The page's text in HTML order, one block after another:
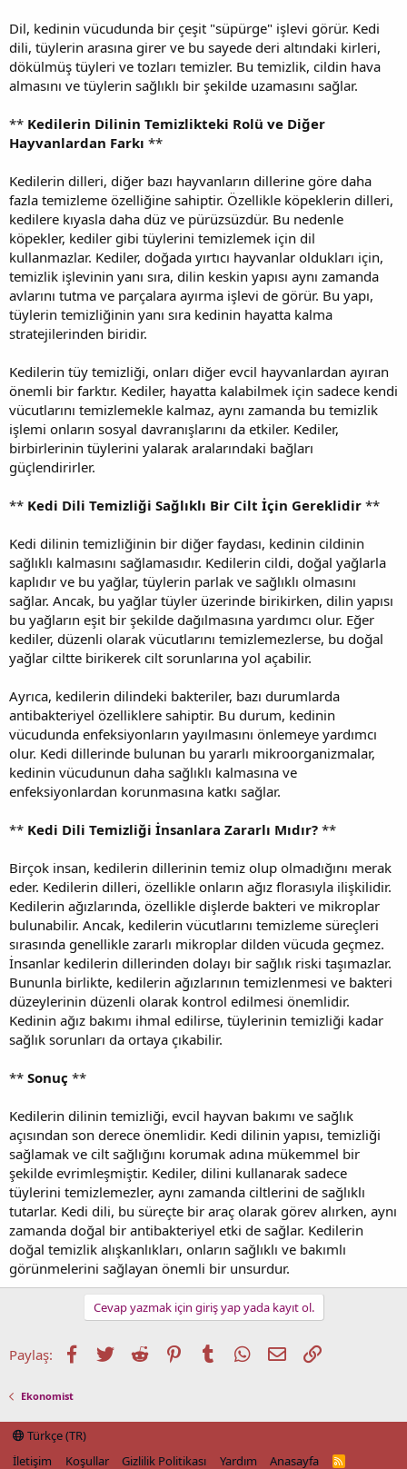
Dil, kedinin vücudunda bir çeşit "süpürge" işlevi görür. Kedi
dili, tüylerin arasına girer ve bu sayede deri altındaki kirleri,
dökülmüş tüyleri ve tozları temizler. Bu temizlik, cildin hava
almasını ve tüylerin sağlıklı bir şekilde uzamasını sağlar.
** Kedilerin Dilinin Temizlikteki Rolü ve Diğer
Hayvanlardan Farkı **
Kedilerin dilleri, diğer bazı hayvanların dillerine göre daha
fazla temizleme özelliğine sahiptir. Özellikle köpeklerin dilleri,
kedilere kıyasla daha düz ve pürüzsüzdür. Bu nedenle
köpekler, kediler gibi tüylerini temizlemek için dil
kullanmazlar. Kediler, doğada yırtıcı hayvanlar oldukları için,
temizlik işlevinin yanı sıra, dilin keskin yapısı aynı zamanda
avlarını tutma ve parçalara ayırma işlevi de görür. Bu yapı,
tüylerin temizliğinin yanı sıra kedinin hayatta kalma
stratejilerinden biridir.
Kedilerin tüy temizliği, onları diğer evcil hayvanlardan ayıran
önemli bir farktır. Kediler, hayatta kalabilmek için sadece kendi
vücutlarını temizlemekle kalmaz, aynı zamanda bu temizlik
işlemi onların sosyal davranışlarını da etkiler. Kediler,
birbirlerinin tüylerini yalarak aralarındaki bağları
güçlendirirler.
** Kedi Dili Temizliği Sağlıklı Bir Cilt İçin Gereklidir **
Kedi dilinin temizliğinin bir diğer faydası, kedinin cildinin
sağlıklı kalmasını sağlamasıdır. Kedilerin cildi, doğal yağlarla
kaplıdır ve bu yağlar, tüylerin parlak ve sağlıklı olmasını
sağlar. Ancak, bu yağlar tüyler üzerinde birikirken, dilin yapısı
bu yağların eşit bir şekilde dağılmasına yardımcı olur. Eğer
kediler, düzenli olarak vücutlarını temizlemezlerse, bu doğal
yağlar ciltte birikerek cilt sorunlarına yol açabilir.
Ayrıca, kedilerin dilindeki bakteriler, bazı durumlarda
antibakteriyel özelliklere sahiptir. Bu durum, kedinin
vücudunda enfeksiyonların yayılmasını önlemeye yardımcı
olur. Kedi dillerinde bulunan bu yararlı mikroorganizmalar,
kedinin vücudunun daha sağlıklı kalmasına ve
enfeksiyonlardan korunmasına katkı sağlar.
** Kedi Dili Temizliği İnsanlara Zararlı Mıdır? **
Birçok insan, kedilerin dillerinin temiz olup olmadığını merak
eder. Kedilerin dilleri, özellikle onların ağız florasıyla ilişkilidir.
Kedilerin ağızlarında, özellikle dişlerde bakteri ve mikroplar
bulunabilir. Ancak, kedilerin vücutlarını temizleme süreçleri
sırasında genellikle zararlı mikroplar dilden vücuda geçmez.
İnsanlar kedilerin dillerinden dolayı bir sağlık riski taşımazlar.
Bununla birlikte, kedilerin ağızlarının temizlenmesi ve bakteri
düzeylerinin düzenli olarak kontrol edilmesi önemlidir.
Kedinin ağız bakımı ihmal edilirse, tüylerinin temizliği kadar
sağlık sorunları da ortaya çıkabilir.
** Sonuç **
Kedilerin dilinin temizliği, evcil hayvan bakımı ve sağlık
açısından son derece önemlidir. Kedi dilinin yapısı, temizliği
sağlamak ve cilt sağlığını korumak adına mükemmel bir
şekilde evrimleşmiştir. Kediler, dilini kullanarak sadece
tüylerini temizlemezler, aynı zamanda ciltlerini de sağlıklı
tutarlar. Kedi dili, bu süreçte bir araç olarak görev alırken, aynı
zamanda doğal bir antibakteriyel etki de sağlar. Kedilerin
doğal temizlik alışkanlıkları, onların sağlıklı ve bakımlı
görünmelerini sağlayan önemli bir unsurdur.
Cevap yazmak için giriş yap yada kayıt ol.
Paylaş: Facebook
TwitterReddit PinterestTumblrWhatsApp
E-postaLink
Ekonomist
Türkçe (TR)
İletişim
Koşullar Gizlilik Politikası Yardım Anasayfa
R